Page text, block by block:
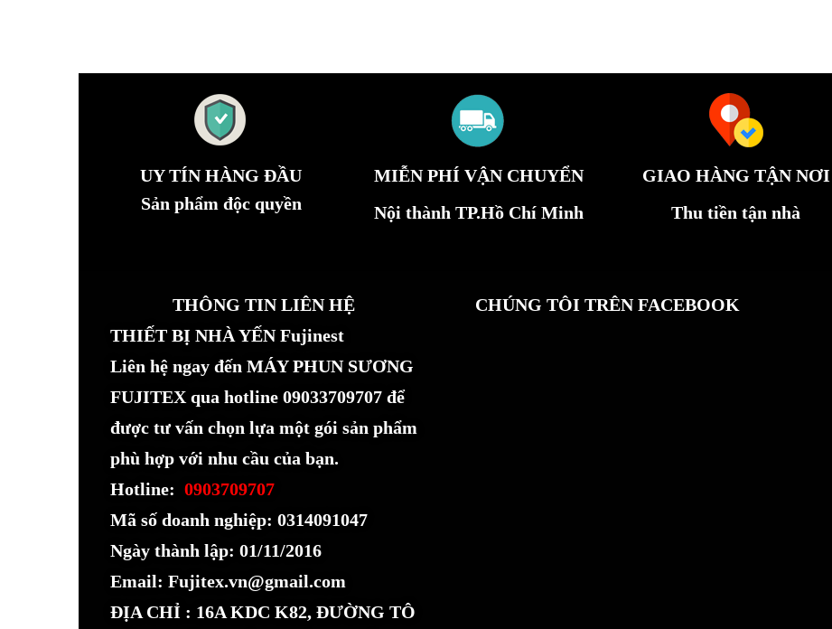
UY TÍN HÀNG ĐẦU
Sản phẩm độc quyền
MIỄN PHÍ VẬN CHUYỂN
Nội thành TP.Hồ Chí Minh
GIAO HÀNG TẬN NƠI
Thu tiền tận nhà
THÔNG TIN LIÊN HỆ
THIẾT BỊ NHÀ YẾN Fujinest
Liên hệ ngay đến MÁY PHUN SƯƠNG
FUJITEX qua hotline 09033709707 để
được tư vấn chọn lựa một gói sản phẩm
phù hợp với nhu cầu của bạn.
Hotline: 0903709707
Mã số doanh nghiệp: 0314091047
Ngày thành lập: 01/11/2016
Email: Fujitex.vn@gmail.com
ĐỊA CHỈ : 16A KDC K82, ĐƯỜNG TÔ
CHÚNG TÔI TRÊN FACEBOOK